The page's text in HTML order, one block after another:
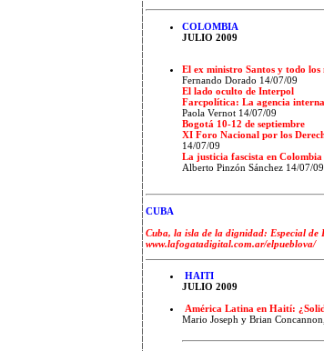
COLOMBIA
JULIO 2009
El ex ministro Santos y todo los
Fernando Dorado 14/07/09
El lado oculto de Interpol
Farcpolítica: La agencia
Paola Vernot 14/07/09
Bogotá 10-12 de septiembre
XI Foro Nacional por los
14/07/09
La justicia fascista en Colombia
Alberto Pinzón Sánchez 14/07/09
CUBA
Cuba, la isla de la dignidad: Especial de
www.lafogatadigital.com.ar/elpueblova/
HAITI
JULIO 2009
América Latina en Haití:
Mario Joseph y Brian